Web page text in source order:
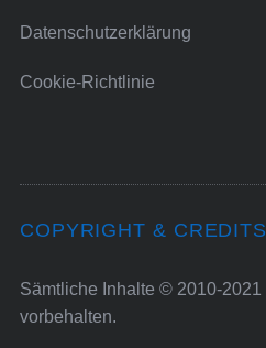
Datenschutzerklärung
Cookie-Richtlinie
COPYRIGHT & CREDITS
Sämtliche Inhalte © 2010-
vorbehalten.